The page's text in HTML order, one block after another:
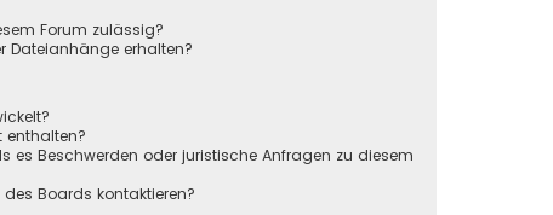
Forum zulässig?
Dateianhänge erhalten?
enthalten?
es Beschwerden oder juristische Anfragen zu diesem
Boards kontaktieren?